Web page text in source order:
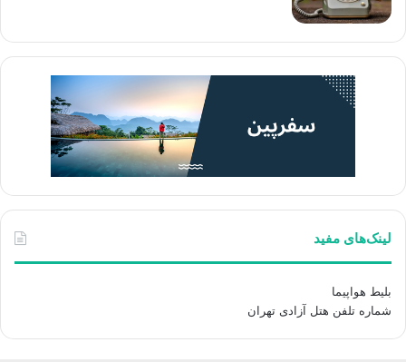
لینک‌های مفید
بلیط هواپیما
شماره تلفن هتل آزادی تهران